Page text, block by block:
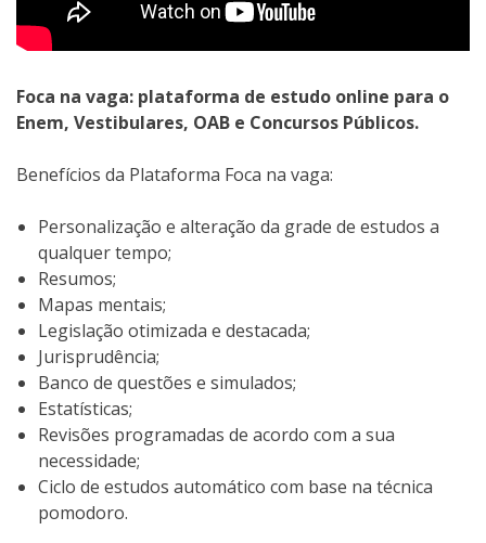
Foca na vaga: plataforma de estudo online para o
Enem, Vestibulares, OAB e Concursos Públicos.
Benefícios da Plataforma Foca na vaga:
Personalização e alteração da grade de estudos a
qualquer tempo;
Resumos;
Mapas mentais;
Legislação otimizada e destacada;
Jurisprudência;
Banco de questões e simulados;
Estatísticas;
Revisões programadas de acordo com a sua
necessidade;
Ciclo de estudos automático com base na técnica
pomodoro.